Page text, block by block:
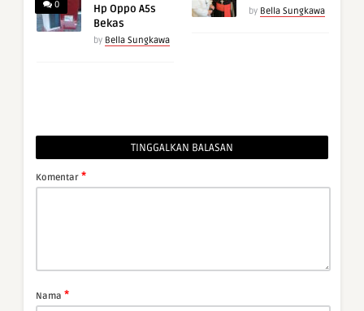
0
Hp Oppo A5s
Bekas
by Bella Sungkawa
by Bella Sungkawa
TINGGALKAN BALASAN
Komentar *
Nama *